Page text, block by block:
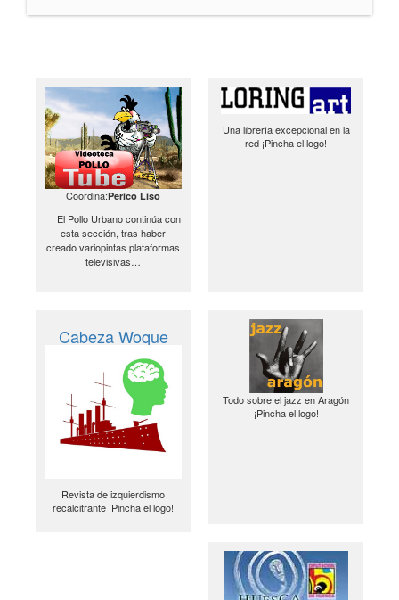
Coordina:Perico Liso
El Pollo Urbano continúa con
esta sección, tras haber
creado variopintas plataformas
televisivas…
Una librería excepcional en la
red ¡Pincha el logo!
Cabeza Woque
Revista de izquierdismo
recalcitrante ¡Pincha el logo!
Todo sobre el jazz en Aragón
¡Pincha el logo!